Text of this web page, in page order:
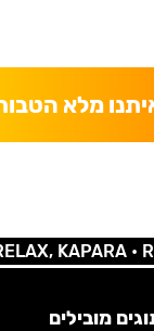
מלא
KAPARA •
מובילים